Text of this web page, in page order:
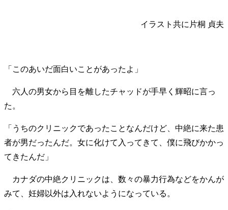
イラスト共に片桐 貞夫
「このあいだ面白いことがあったよ」
六人の男女から目を離したチャッドが手早く輝昭に言っ
た。
「うちのクリニックであったことなんだけど、中絶に来た患
者が男だったんだ。女に化けて入ってきて、僕に飛びかかっ
てきたんだ」
カナダの中絶クリニックは、数々の暴力行為などをかんが
みて、妊婦以外は入れないようになっている。